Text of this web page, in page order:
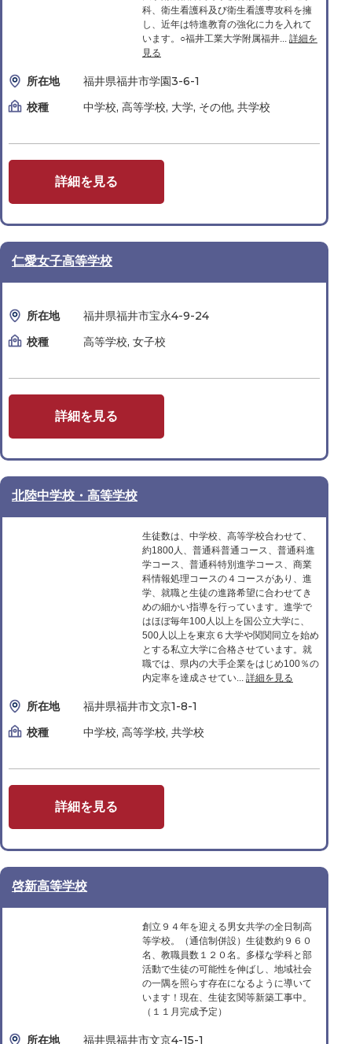
科、衛生看護科及び衛生看護専攻科を擁
し、近年は特進教育の強化に力を入れて
います。○福井工業大学附属福井... 詳細を
見る
所在地
福井県福井市学園3-6-1
校種
中学校, 高等学校, 大学, その他, 共学校
詳細を見る
仁愛女子高等学校
所在地
福井県福井市宝永4-9-24
校種
高等学校, 女子校
詳細を見る
北陸中学校・高等学校
生徒数は、中学校、高等学校合わせて、
約1800人、普通科普通コース、普通科進
学コース、普通科特別進学コース、商業
科情報処理コースの４コースがあり、進
学、就職と生徒の進路希望に合わせてき
めの細かい指導を行っています。進学で
はほぼ毎年100人以上を国公立大学に、
500人以上を東京６大学や関関同立を始め
とする私立大学に合格させています。就
職では、県内の大手企業をはじめ100％の
内定率を達成させてい... 詳細を見る
所在地
福井県福井市文京1-8-1
校種
中学校, 高等学校, 共学校
詳細を見る
啓新高等学校
創立９４年を迎える男女共学の全日制高
等学校。（通信制併設）生徒数約９６０
名、教職員数１２０名。多様な学科と部
活動で生徒の可能性を伸ばし、地域社会
の一隅を照らす存在になるように導いて
います！現在、生徒玄関等新築工事中。
（１１月完成予定）
所在地
福井県福井市文京4-15-1